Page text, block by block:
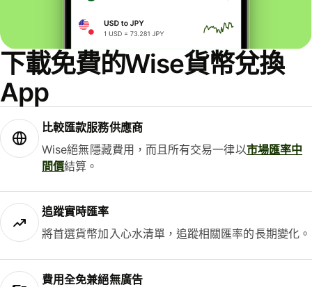
下載免費的Wise貨幣兌換
App
比較匯款服務供應商
Wise絕無隱藏費用，而且所有交易一律以市場匯率中
間價結算。
追蹤實時匯率
將首選貨幣加入心水清單，追蹤相關匯率的長期變化。
費用全免兼絕無廣告